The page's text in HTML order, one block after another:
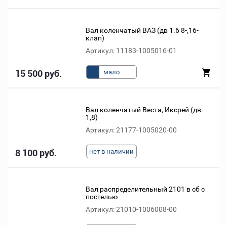
Вал коленчатый ВАЗ (дв 1.6 8-,16-
клап)
Артикул: 11183-1005016-01
15 500 руб. мало
Вал коленчатый Веста, Иксрей (дв.
1,8)
Артикул: 21177-1005020-00
8 100 руб. нет в наличии
Вал распределительный 2101 в сб с
постелью
Артикул: 21010-1006008-00